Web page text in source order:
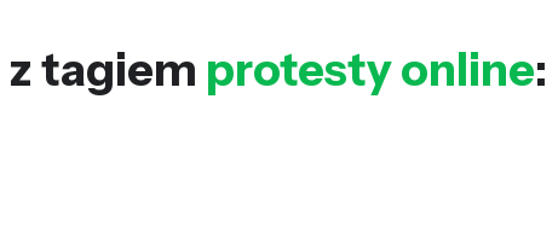
z tagiem protesty online: